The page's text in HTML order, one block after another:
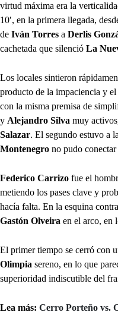
virtud máxima era la
10′, en la primera llegada,
de Iván Torres a Derlis
cachetada que silenció La
Los locales sintieron
producto de la impaciencia y
con la misma premisa de
y Alejandro Silva muy
Salazar. El segundo estuvo a
Montenegro no pudo
Federico Carrizo fue el
metiendo los pases clave y
hacía falta. En la esquina
Gastón Olveira en el arco, en
El primer tiempo se cerró con
Olimpia sereno, en lo que
superioridad indiscutible del
Lea más: Cerro Porteño vs.